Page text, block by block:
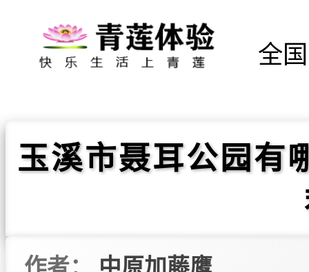
全国
玉溪市聂耳公园有
作者： 中原加藤鹰